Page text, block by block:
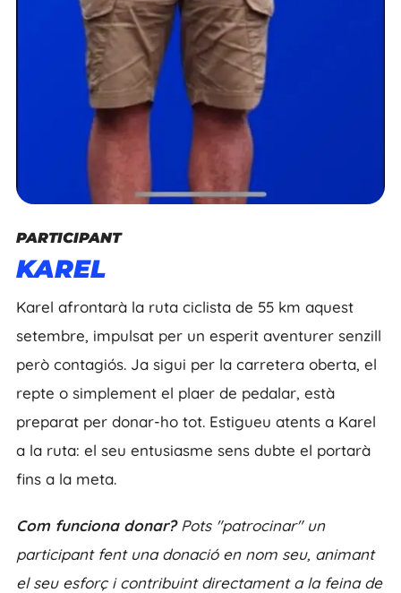
PARTICIPANT
KAREL
Karel afrontarà la ruta ciclista de 55 km aquest
setembre, impulsat per un esperit aventurer senzill
però contagiós. Ja sigui per la carretera oberta, el
repte o simplement el plaer de pedalar, està
preparat per donar-ho tot. Estigueu atents a Karel
a la ruta: el seu entusiasme sens dubte el portarà
fins a la meta.
Com funciona donar?Pots "patrocinar" un
participant fent una donació en nom seu, animant
el seu esforç i contribuint directament a la feina de